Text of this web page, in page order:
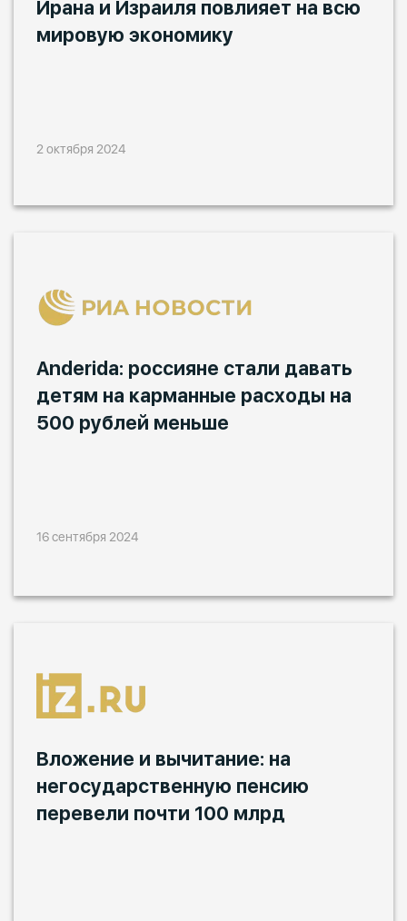
Ирана и Израиля повлияет на всю
мировую экономику
2 октября 2024
Anderida: россияне стали давать
детям на карманные расходы на
500 рублей меньше
16 сентября 2024
Вложение и вычитание: на
негосударственную пенсию
перевели почти 100 млрд